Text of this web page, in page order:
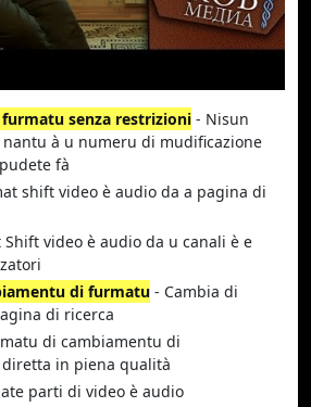
senza restrizioni - Nisun
à u numeru di mudificazione
fà
shift video è audio da a pagina di
Shift video è audio da u canali è e
di furmatu - Cambia di
di ricerca
di cambiamentu di
in piena qualità
parti di video è audio